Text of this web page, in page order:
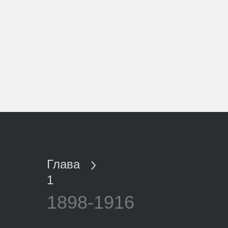
1898-1916
Глава
1